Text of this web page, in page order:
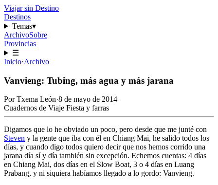
Viajar sin Destino
Destinos
Temas▾
ArchivoSobre
Provincias
☰
Inicio·Archivo
Vanvieng: Tubing, más agua y más jarana
PorTxema León·8 de mayo de 2014
Cuadernos de Viaje Fiesta y farras
Digamos que lo he obviado un poco, pero desde que me junté con
Steven y la gente que iba con él en Chiang Mai, he salido todos los
días, y cuando digo todos quiero decir que nos hemos corrido una
jarana día sí y día también sin excepción. Echemos cuentas: 4 días
en Chiang Mai, dos días en el Slow Boat, 3 o 4 días en Luang
Prabang, y ni siquiera habíamos llegado a lo gordo: Vanvieng.